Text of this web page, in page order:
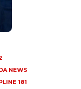
NEWS
181